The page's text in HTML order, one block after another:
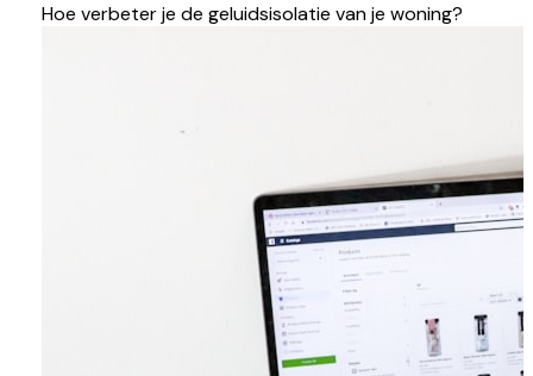
Hoe verbeter je de geluidsisolatie van je woning?